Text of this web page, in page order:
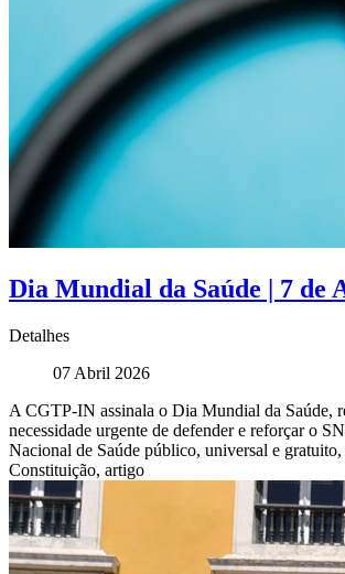
Dia Mundial da Saúde | 7 de
Detalhes
07 Abril 2026
A CGTP-IN assinala o Dia Mundial da Saúde,
necessidade urgente de defender e reforçar o
Nacional de Saúde público, universal e gratuito,
Constituição, artigo